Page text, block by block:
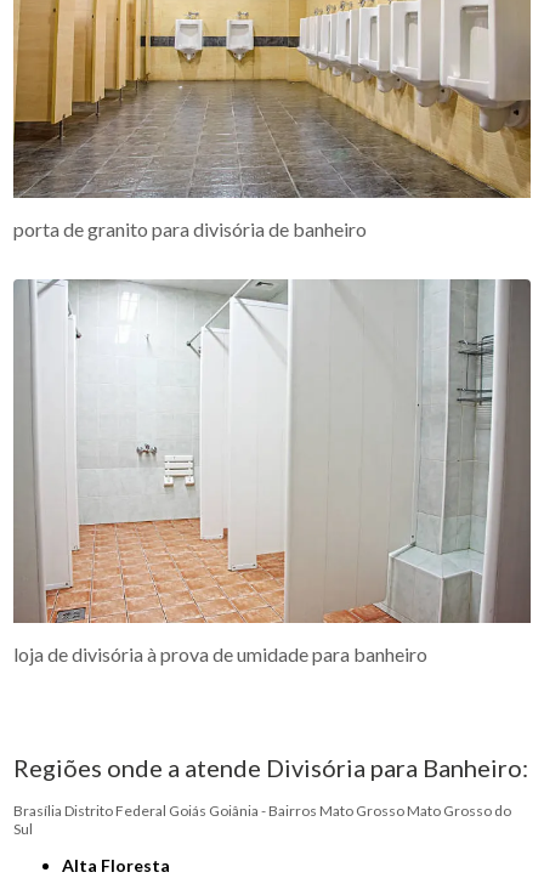
porta de granito para divisória de banheiro
loja de divisória à prova de umidade para banheiro
Regiões onde a atende Divisória para Banheiro:
Brasília Distrito Federal Goiás Goiânia - Bairros Mato Grosso Mato Grosso do
Sul
Alta Floresta